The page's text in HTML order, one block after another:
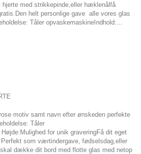
hjerte med strikkepinde,eller hæklenålfå
helt personlige gave alle vores glas
Tåler opvaskemaskineIndhold:...
motiv samt navn efter ønskeden perfekte
Tåler
for unik graveringFå dit eget
som værtindergave, fødselsdag,eller
dække dit bord med flotte glas med netop